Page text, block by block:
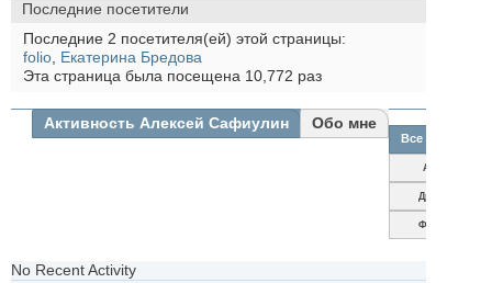
Последние посетители
Последние 2 посетителя(ей) этой страницы:
folio Екатерина Бредова
Эта страница была посещена 10,772 раз
Активность Алексей Сафиулин Обо мне
Все
Алексей
Сафиулин
Друзья
Фотографии
No Recent Activity